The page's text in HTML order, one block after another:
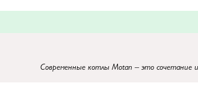
Современные котлы Motan – это сочетание